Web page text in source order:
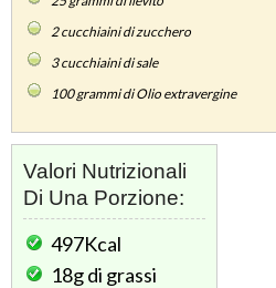
2cucchiaini di zucchero
3cucchiaini di sale
100grammi di Olio extravergine
Valori Nutrizionali
Di Una Porzione:
497Kcal
18gdi grassi